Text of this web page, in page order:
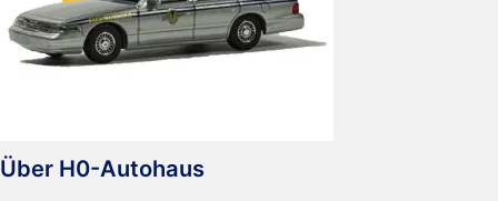
Über H0-Autohaus